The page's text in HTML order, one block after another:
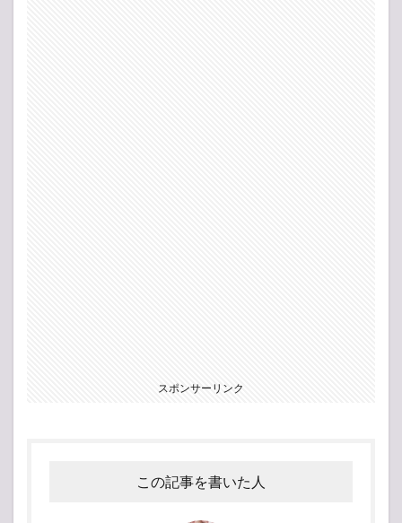
スポンサーリンク
この記事を書いた人